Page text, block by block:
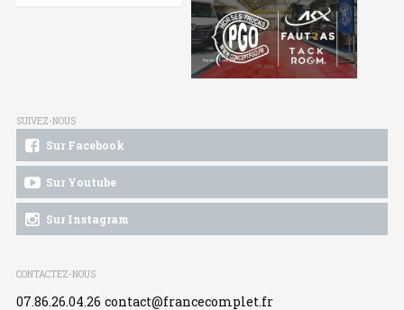
SUIVEZ-NOUS
Sur Facebook
Sur Youtube
Sur Instagram
CONTACTEZ-NOUS
07.86.26.04.26 contact@francecomplet.fr